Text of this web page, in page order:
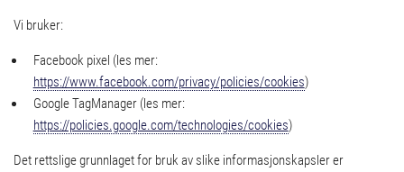
Vi bruker:
Facebook pixel (les mer:
https://www.facebook.com/privacy/policies/cookies)
Google TagManager (les mer:
https://policies.google.com/technologies/cookies)
Det rettslige grunnlaget for bruk av slike informasjonskapsler er